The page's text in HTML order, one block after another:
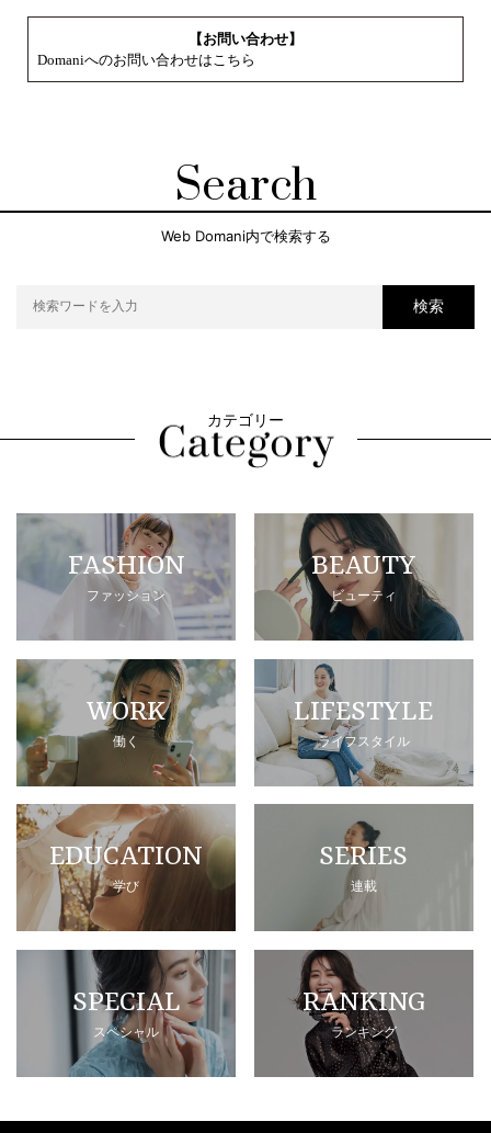
【お問い合わせ】
Domaniへのお問い合わせはこちら
Search
Web Domani内で検索する
検索
カテゴリー
FASHION
ファッション
BEAUTY
ビューティ
WORK
働く
LIFESTYLE
ライフスタイル
EDUCATION
学び
SERIES
連載
SPECIAL
スペシャル
RANKING
ランキング